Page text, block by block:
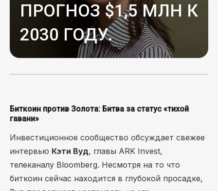
ПРОГНОЗ $1,5 МЛН К
2030 ГОДУ.
Биткоин против Золота: Битва за статус «тихой
гавани»
Инвестиционное сообщество обсуждает свежее
интервью Кэти Вуд, главы ARK Invest,
телеканалу Bloomberg. Несмотря на то что
биткоин сейчас находится в глубокой просадке,